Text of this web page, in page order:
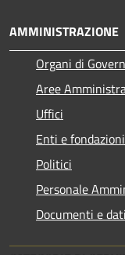
AMMINISTRAZIONE
Organi di
Aree
Uffici
Enti e fondazioni
Politici
Personale
Documenti e dati